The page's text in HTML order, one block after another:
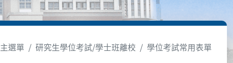
主選單 研究生學位考試/學士班離校 學位考試常用表單